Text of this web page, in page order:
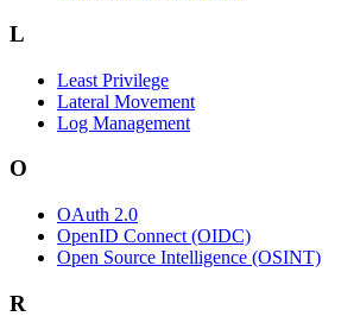
L
Least Privilege
Lateral Movement
Log Management
O
OAuth 2.0
OpenID Connect (OIDC)
Open Source Intelligence (OSINT)
R